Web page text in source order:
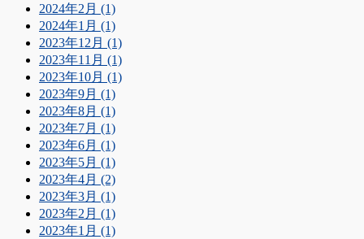
2024年2月 (1)
2024年1月 (1)
2023年12月 (1)
2023年11月 (1)
2023年10月 (1)
2023年9月 (1)
2023年8月 (1)
2023年7月 (1)
2023年6月 (1)
2023年5月 (1)
2023年4月 (2)
2023年3月 (1)
2023年2月 (1)
2023年1月 (1)